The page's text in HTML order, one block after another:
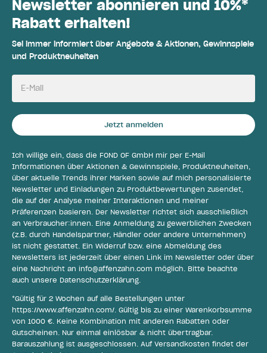
Newsletter abonnieren und 10%*
Rabatt erhalten!
Sei immer informiert über Angebote & Aktionen, Gewinnspiele
und Produktneuheiten
E-Mail
Jetzt anmelden
Ich willige ein, dass die FOND OF GmbH mir per E-Mail
Informationen über Aktionen & Gewinnspiele, Produktneuheiten,
über aktuelle Trends ihrer Marken sowie auf mich personalisierte
Newsletter und Einladungen zu Produktbewertungen zusendet,
die auf der Analyse meiner Interaktionen und meiner
Präferenzen basieren. Der Newsletter richtet sich ausschließlich
an Verbraucher:innen. Eine Anmeldung zu gewerblichen Zwecken
(z.B. durch Handelspartner, Händler oder andere Unternehmen)
ist nicht gestattet. Ein Widerruf bzw. eine Abmeldung des
Newsletters ist jederzeit über einen Link im Newsletter oder über
eine Nachricht an info@affenzahn.com möglich. Bitte beachte
auch unsere Datenschutzerklärung.
*Gültig für 2 Wochen auf alle Bestellungen unter
https://www.affenzahn.com/. Gültig bis zu einer Warenkorbsumme
von 1000 €. Keine Kombination mit anderen Rabatten oder
Gutscheinen. Nur einmal einlösbar & nicht übertragbar.
Barauszahlung ist ausgeschlossen. Auf Versandkosten findet der